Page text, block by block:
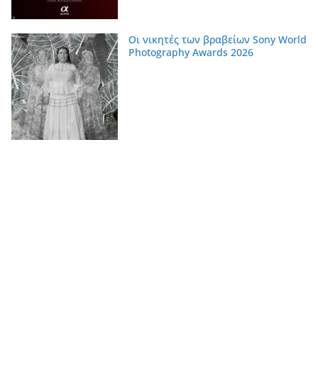
Οι νικητές των βραβείων Sony World
Photography Awards 2026